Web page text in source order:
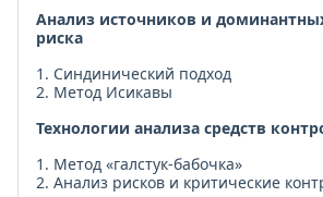
Анализ источников и
риска
1. Синдинический подход
2. Метод Исикавы
Технологии анализа средств
1. Метод «галстук-бабочка»
2. Анализ рисков и критические